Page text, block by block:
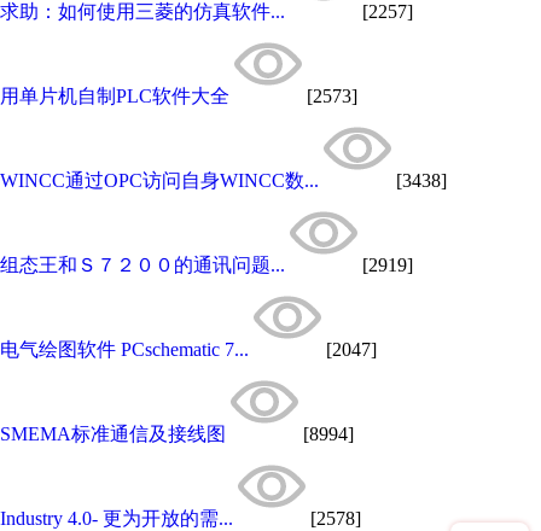
求助：如何使用三菱的仿真软件... [2257]
用单片机自制PLC软件大全 [2573]
WINCC通过OPC访问自身WINCC数... [3438]
组态王和Ｓ７２００的通讯问题... [2919]
电气绘图软件 PCschematic 7... [2047]
SMEMA标准通信及接线图 [8994]
Industry 4.0- 更为开放的需... [2578]